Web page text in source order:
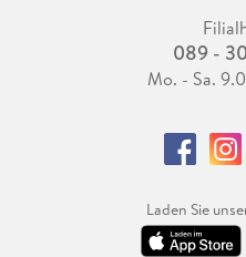
089 -
Mo. - Sa.
Laden Sie